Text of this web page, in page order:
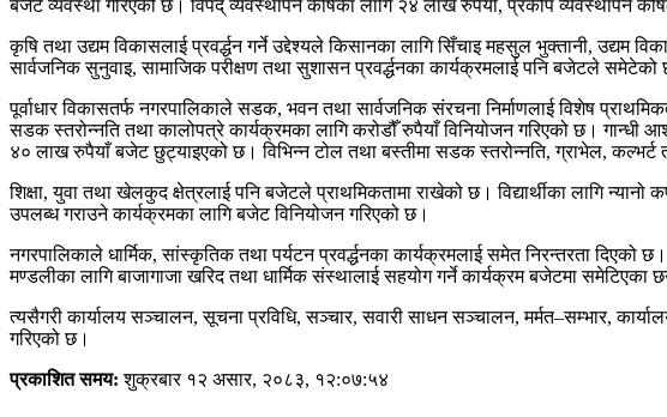
बजेट व्यवस्था गरिएको छ। विपद् व्यवस्थापन कोषका लागि २४ लाख रुपैयाँ, प्रकोप व्यवस्थापन
कृषि तथा उद्यम विकासलाई प्रवर्द्धन गर्ने उद्देश्यले किसानका लागि सिँचाइ महसुल भुक्तानी, उद्यम
सार्वजनिक सुनुवाइ, सामाजिक परीक्षण तथा सुशासन प्रवर्द्धनका कार्यक्रमलाई पनि बजेटले समेटेको
पूर्वाधार विकासतर्फ नगरपालिकाले सडक, भवन तथा सार्वजनिक संरचना निर्माणलाई विशेष
सडक स्तरोन्नति तथा कालोपत्रे कार्यक्रमका लागि करोडौँ रुपैयाँ विनियोजन गरिएको छ।
४० लाख रुपैयाँ बजेट छुट्याइएको छ। विभिन्न टोल तथा बस्तीमा सडक स्तरोन्नति, ग्राभेल, कल्भर्ट
शिक्षा, युवा तथा खेलकुद क्षेत्रलाई पनि बजेटले प्राथमिकतामा राखेको छ। विद्यार्थीका लागि
उपलब्ध गराउने कार्यक्रमका लागि बजेट विनियोजन गरिएको छ।
नगरपालिकाले धार्मिक, सांस्कृतिक तथा पर्यटन प्रवर्द्धनका कार्यक्रमलाई समेत निरन्तरता
मण्डलीका लागि बाजागाजा खरिद तथा धार्मिक संस्थालाई सहयोग गर्ने कार्यक्रम बजेटमा समेटिएका
त्यसैगरी कार्यालय सञ्चालन, सूचना प्रविधि, सञ्चार, सवारी साधन सञ्चालन, मर्मत–सम्भार,
गरिएको छ।
प्रकाशित समय: शुक्रबार १२ असार, २०८३, १२:०७:५४